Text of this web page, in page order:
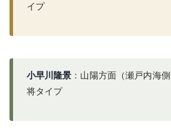
イプ
小早川隆景 ：山陽方面（瀬戸内海
将タイプ